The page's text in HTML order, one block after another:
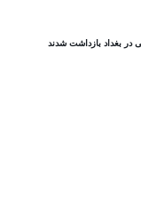
در بغداد بازداشت شدند